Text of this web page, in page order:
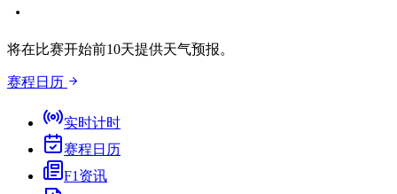
将在比赛开始前10天提供天气预报。
赛程日历
实时计时
赛程日历
F1资讯